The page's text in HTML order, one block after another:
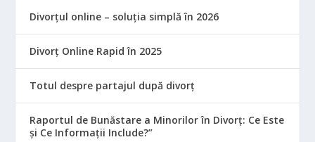
Divorțul online – soluția simplă în 2026
Divorț Online Rapid în 2025
Totul despre partajul după divorț
Raportul de Bunăstare a Minorilor în Divorț: Ce Este
și Ce Informații Include?”